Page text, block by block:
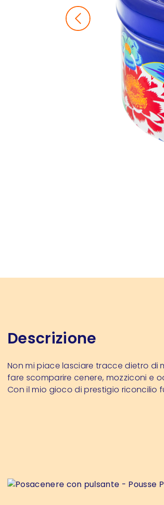
Descrizione
Non mi piace lasciare tracce dietro di
fare scomparire cenere, mozziconi e
Con il mio gioco di prestigio riconcilio